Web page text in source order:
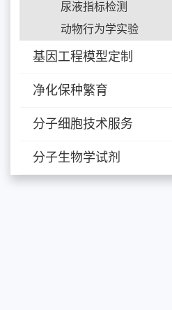
尿液指标检测
动物行为学实验
基因工程模型定制
净化保种繁育
分子细胞技术服务
分子生物学试剂